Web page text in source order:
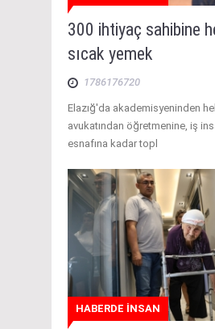
300 ihtiyaç sahibine
sıcak yemek
1786176720
Elazığ'da akademisyeninden
avukatından öğretmenine, iş
esnafına kadar topl
HABERDE İNSAN